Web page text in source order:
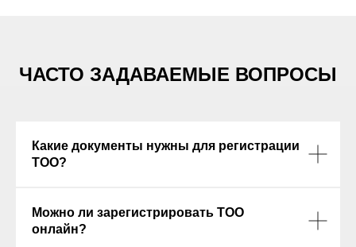
ЧАСТО ЗАДАВАЕМЫЕ ВОПРОСЫ
Какие документы нужны для регистрации
ТОО?
Можно ли зарегистрировать ТОО
онлайн?